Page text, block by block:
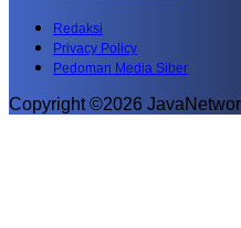
Redaksi
Privacy Policy
Pedoman Media Siber
Copyright ©2026